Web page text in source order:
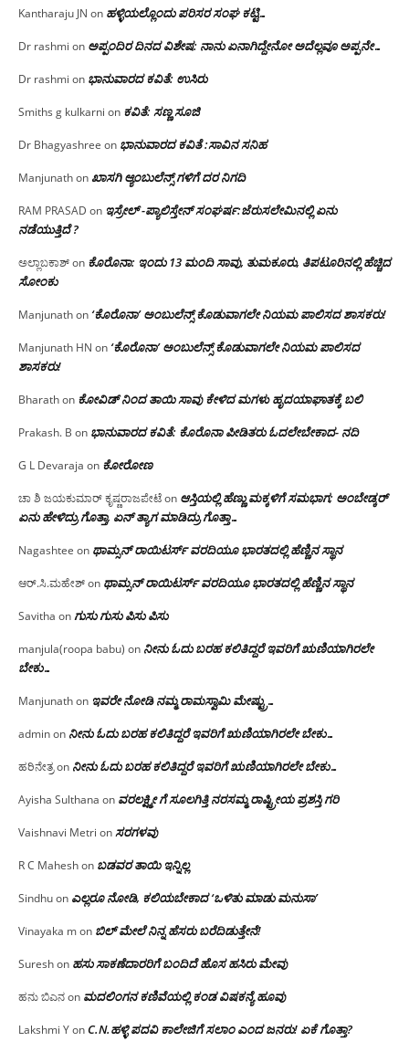
Kantharaju JN on ಹಳ್ಳಿಯಲ್ಲೊಂದು ಪರಿಸರ ಸಂಘ ಕಟ್ಟಿ…
Dr rashmi on ಅಪ್ಪಂದಿರ ದಿನದ ವಿಶೇಷ: ನಾನು ಏನಾಗಿದ್ದೇನೋ‌ ಅದೆಲ್ಲವೂ ಅಪ್ಪನೇ…
Dr rashmi on ಭಾನುವಾರದ ಕವಿತೆ: ಉಸಿರು
Smiths g kulkarni on ಕವಿತೆ: ಸಣ್ಣ ಸೂಜಿ
Dr Bhagyashree on ಭಾನುವಾರದ ಕವಿತೆ :ಸಾವಿನ ಸನಿಹ
Manjunathonಖಾಸಗಿ ಆ್ಯಂಬುಲೆನ್ಸ್ ಗಳಿಗೆ ದರ ನಿಗದಿ
RAM PRASAD on ಇಸ್ರೇಲ್ -ಪ್ಯಾಲಿಸ್ತೇನ್ ಸಂಘರ್ಷ:ಜೆರುಸಲೇಮಿನಲ್ಲಿ ಏನು
ನಡೆಯುತ್ತಿದೆ ?
ಅಲ್ಲಾಬಕಾಶ್on ಕೊರೊನಾ: ಇಂದು 13 ಮಂದಿ ಸಾವು, ತುಮಕೂರು, ತಿಪಟೂರಿನಲ್ಲಿ ಹೆಚ್ಚಿದ
ಸೋಂಕು
Manjunathon ‘ಕೊರೊನಾ’ ಅಂಬುಲೆನ್ಸ್ ಕೊಡುವಾಗಲೇ ನಿಯಮ ಪಾಲಿಸದ ಶಾಸಕರು!
Manjunath HN on ‘ಕೊರೊನಾ’ ಅಂಬುಲೆನ್ಸ್ ಕೊಡುವಾಗಲೇ ನಿಯಮ ಪಾಲಿಸದ
ಶಾಸಕರು!
Bharathon ಕೋವಿಡ್ ನಿಂದ ತಾಯಿ ಸಾವು ಕೇಳಿದ ಮಗಳು ಹೃದಯಾಘಾತಕ್ಕೆ ಬಲಿ
Prakash. B on ಭಾನುವಾರದ ಕವಿತೆ: ಕೊರೊನಾ ಪೀಡಿತರು ಓದಲೇಬೇಕಾದ- ನದಿ
G L Devaraja on ಕೋರೋಣ
ಚಾ ಶಿ ಜಯಕುಮಾರ್ ಕೃಷ್ಣರಾಜಪೇಟೆon ಆಸ್ತಿಯಲ್ಲಿ ಹೆಣ್ಣು ಮಕ್ಕಳಿಗೆ ಸಮಭಾಗ; ಅಂಬೇಡ್ಕರ್
ಏನು ಹೇಳಿದ್ರು ಗೊತ್ತಾ, ಏನ್ ತ್ಯಾಗ ಮಾಡಿದ್ರು ಗೊತ್ತಾ…
Nagashtee on ಥಾಮ್ಸನ್ ರಾಯಿಟರ್ಸ್ ವರದಿಯೂ ಭಾರತದಲ್ಲಿ ಹೆಣ್ಣಿನ ಸ್ಥಾನ‌
ಆರ್.ಸಿ.ಮಹೇಶ್on ಥಾಮ್ಸನ್ ರಾಯಿಟರ್ಸ್ ವರದಿಯೂ ಭಾರತದಲ್ಲಿ ಹೆಣ್ಣಿನ ಸ್ಥಾನ‌
Savitha onಗುಸು ಗುಸು ಪಿಸು ಪಿಸು
manjula(roopa babu) on ನೀನು ಓದು ಬರಹ ಕಲಿತಿದ್ದರೆ ಇವರಿಗೆ ಋಣಿಯಾಗಿರಲೇ
ಬೇಕು…
Manjunathon ಇವರೇ‌ ನೋಡಿ‌ ನಮ್ಮ‌ ರಾಮಸ್ವಾಮಿ ಮೇಷ್ಟ್ರು…
adminon ನೀನು ಓದು ಬರಹ ಕಲಿತಿದ್ದರೆ ಇವರಿಗೆ ಋಣಿಯಾಗಿರಲೇ ಬೇಕು…
ಹರಿನೇತ್ರon ನೀನು ಓದು ಬರಹ ಕಲಿತಿದ್ದರೆ ಇವರಿಗೆ ಋಣಿಯಾಗಿರಲೇ ಬೇಕು…
Ayisha Sulthana on ವರಲಕ್ಷ್ಮೀ ಗೆ ಸೂಲಗಿತ್ತಿ ನರಸಮ್ಮ‌ ರಾಷ್ಟ್ರೀಯ ಪ್ರಶಸ್ತಿ ಗರಿ
Vaishnavi Metri onಸರಗಳವು
R C Maheshon ಬಡವರ ತಾಯಿ ಇನ್ನಿಲ್ಲ
Sindhuon ಎಲ್ಲರೂ ನೋಡಿ, ಕಲಿಯಬೇಕಾದ ‘ಒಳಿತು ಮಾಡು ಮನುಸಾ’
Vinayaka mon ಬಿಲ್ ಮೇಲೆ ನಿನ್ನ ಹೆಸರು ಬರೆದಿಡುತ್ತೇನೆ!
Sureshon ಹಸು ಸಾಕಣೆದಾರರಿಗೆ ಬಂದಿದೆ ಹೊಸ ಹಸಿರು ಮೇವು
ಹನು ಬಿಎನon ಮದಲಿಂಗನ ಕಣಿವೆಯಲ್ಲಿ ಕಂಡ ವಿಷಕನ್ಯೆ ಹೂವು
Lakshmi YonC.N.ಹಳ್ಳಿ ಪದವಿ ಕಾಲೇಜಿಗೆ ಸಲಾಂ‌ ಎಂದ ಜನರು! ಏಕೆ ಗೊತ್ತಾ?